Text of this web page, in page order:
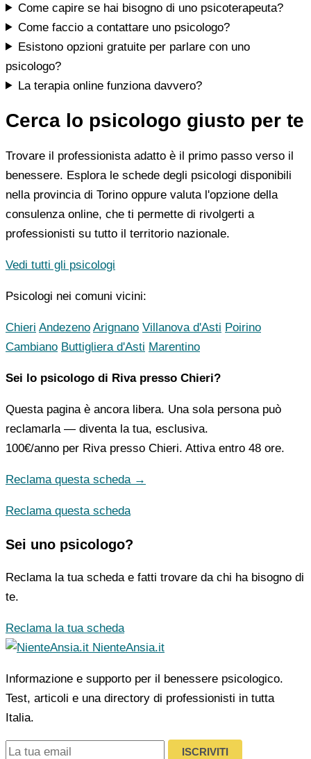
Come capire se hai bisogno di uno psicoterapeuta?
Come faccio a contattare uno psicologo?
Esistono opzioni gratuite per parlare con uno
psicologo?
La terapia online funziona davvero?
Cerca lo psicologo giusto per te
Trovare il professionista adatto è il primo passo verso il
benessere. Esplora le schede degli psicologi disponibili
nella provincia di Torino oppure valuta l'opzione della
consulenza online, che ti permette di rivolgerti a
professionisti su tutto il territorio nazionale.
Vedi tutti gli psicologi
Psicologi nei comuni vicini:
Chieri Andezeno Arignano Villanova d'Asti Poirino
Cambiano Buttigliera d'Asti Marentino
Sei lo psicologo di Riva presso Chieri?
Questa pagina è ancora libera. Una sola persona può
reclamarla — diventa la tua, esclusiva.
100€/anno per Riva presso Chieri. Attiva entro 48 ore.
Reclama questa scheda →
Reclama questa scheda
Sei uno psicologo?
Reclama la tua scheda e fatti trovare da chi ha bisogno di
te.
Reclama la tua scheda
NienteAnsia.it
Informazione e supporto per il benessere psicologico.
Test, articoli e una directory di professionisti in tutta
Italia.
ISCRIVITI